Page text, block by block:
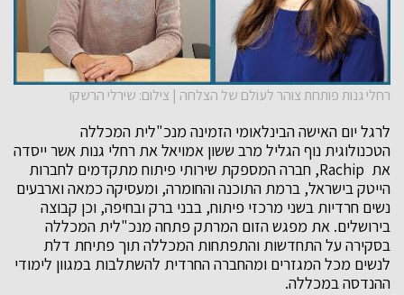
רחלי גנות פותחת צוהר לעולם של הצלחה | צילום: שירלי הרשקו
לרגל יום האישה הבינלאומי הזמינה מנכ"לית המכללה
הטכנולוגית נוף הגליל מרב ששון אמויאל את רחלי גנות אשר ייסדה
את Rachip, חברה המספקת שירותי פיתוח מתקדמים לחברות
הייטק בישראל, ברמת התוכנה והחומרה, ומעסיקה כמאה וארבעים
נשים חרדיות בשני מרכזי פיתוח, בבני ברק ובחיפה, וכן קבוצה
בירושלים. את מפגש הזום המרתק פתחה מנכ"לית המכללה
בסקירה על התחדשות והתפתחות המכללה תוך פתיחת דלת
לנשים מכל המגזרים ומהחברה החרדית להשתלבות במגוון לימודי
ההנדסה במכללה.